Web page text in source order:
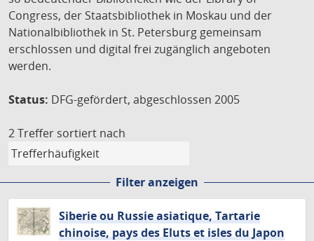
Congress, der Staatsbibliothek in Moskau und der
Nationalbibliothek in St. Petersburg gemeinsam
erschlossen und digital frei zugänglich angeboten
werden.
Status: DFG-gefördert, abgeschlossen 2005
2 Treffer sortiert nach
Filter anzeigen
Siberie ou Russie asiatique, Tartarie
chinoise, pays des Eluts et isles du Japon